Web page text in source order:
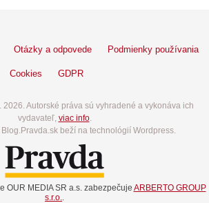
Otázky a odpovede Podmienky používania
Cookies GDPR
2026. Autorské práva sú vyhradené a vykonáva ich
vydavateľ, viac info.
beží na technológií Wordpress.
OUR MEDIA SR a.s. zabezpečuje ARBERTO GROUP
s.r.o.